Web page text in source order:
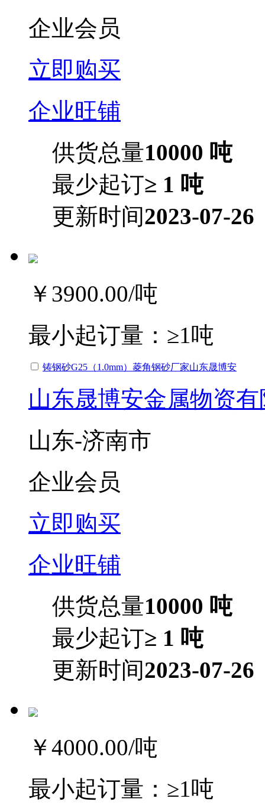
企业会员
立即购买
企业旺铺
供货总量10000 吨
最少起订≥ 1 吨
更新时间2023-07-26
￥3900.00/吨
最小起订量： ≥1吨
铸钢砂G25（1.0mm）菱角钢砂厂家山东晟博安
山东晟博安金属物资
山东-济南市
企业会员
立即购买
企业旺铺
供货总量10000 吨
最少起订≥ 1 吨
更新时间2023-07-26
￥4000.00/吨
最小起订量： ≥1吨